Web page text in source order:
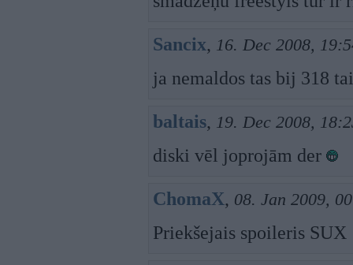
Sancix, 16. Dec 2008,
ja nemaldos tas bij 318
baltais, 19. Dec 2008,
diski vēl joprojām der
ChomaX, 08. Jan 2009,
Priekšejais spoileris SUX